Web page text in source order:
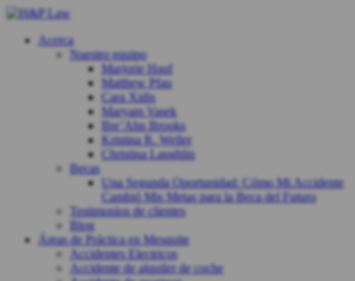
Acerca
Nuestro equipo
Marjorie Hauf
Matthew Pfau
Cara Xidis
Maryam Vasek
Bre’Ahn Brooks
Kristina R. Weller
Christina Laughlin
Becas
Una Segunda Oportunidad: Cómo Mi Accidente
Cambió Mis Metas para la Beca del Futuro
Testimonios de clientes
Blog
Áreas de Práctica en Mesquite
Accidentes Electricos
Accidente de alquiler de coche